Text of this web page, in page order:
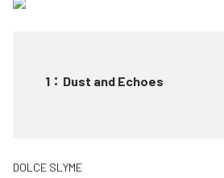
1 ： Dust and Echoes
DOLCE SLYME